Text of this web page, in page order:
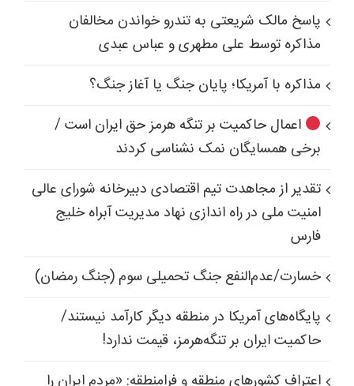
پاسخ مالک شریعتی به تندرو خواندن مخالفان
مذاکره توسط علی مطهری و عباس عبدی
مذاکره با آمریکا؛ پایان جنگ یا آغاز جنگ؟
اعمال حاکمیت بر تنگه هرمز حق ایران است /
برخی همسایگان نمک نشناسی کردند
تقدیر از مجاهدت تیم اقتصادی دبیرخانه شورای عالی
امنیت ملی در راه اندازی نهاد مدیریت آبراه خلیج
فارس
خسارت/عدم‌النفع جنگ تحمیلی سوم (جنگ رمضان)
پایگاه‌های آمریکا در منطقه دیگر کارآمد نیستند/
حاکمیت ایران بر تنگه‌هرمز، قیمت ندارد!